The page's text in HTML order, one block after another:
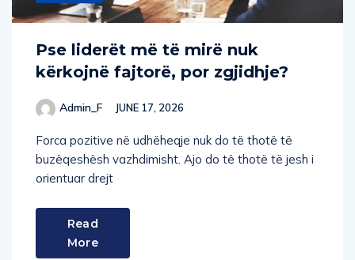
Pse liderët më të mirë nuk
kërkojnë fajtorë, por zgjidhje?
Admin_F JUNE 17, 2026
Forca pozitive në udhëheqje nuk do të thotë të
buzëqeshësh vazhdimisht. Ajo do të thotë të jesh i
orientuar drejt
Read
More